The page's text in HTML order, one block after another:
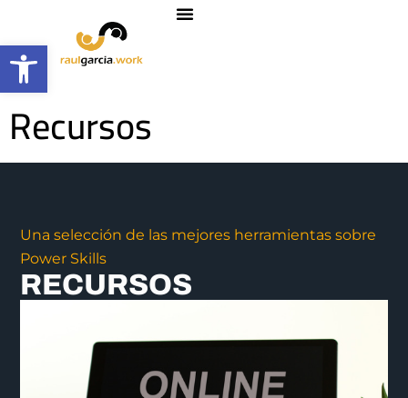
Abrir barra de herramientas
Recursos
Una selección de las mejores herramientas sobre
Power Skills
RECURSOS